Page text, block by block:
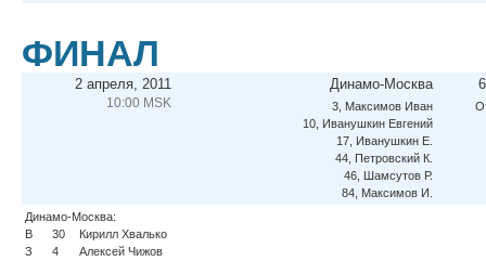
ФИНАЛ
2 апреля, 2011
10:00 MSK
Динамо-Москва
3, Максимов Иван
10, Иванушкин Евгений
17, Иванушкин Е.
44, Петровский К.
46, Шамсутов Р.
84, Максимов И.
Динамо-Москва:
В
30
Кирилл Хвалько
З
4 Алексей Чижов